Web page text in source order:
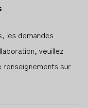
les demandes
veuillez
renseignements sur